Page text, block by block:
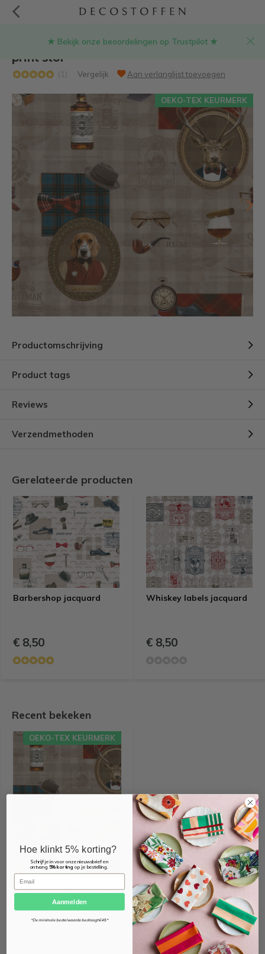
★ Bekijk onze beoordelingen op Trustpilot ★
Dandy style met wiskey en rum digitale
print stof
(1) Vergelijk Aan verlanglijst toevoegen
OEKO-TEX KEURMERK
Productomschrijving
Product tags
Reviews
Verzendmethoden
Gerelateerde producten
Barbershop jacquard
€ 8,50
Whiskey labels jacquard
€ 8,50
Recent bekeken
Dandy style digitale print
OEKO-TEX KEURMERK
Hoe klinkt 5% korting?
Schrijf je in voor onze nieuwsbrief en
ontvang 5% kortingop je bestelling.
Email
Aanmelden
*De minimale bestelwaarde bedraagt €49.*